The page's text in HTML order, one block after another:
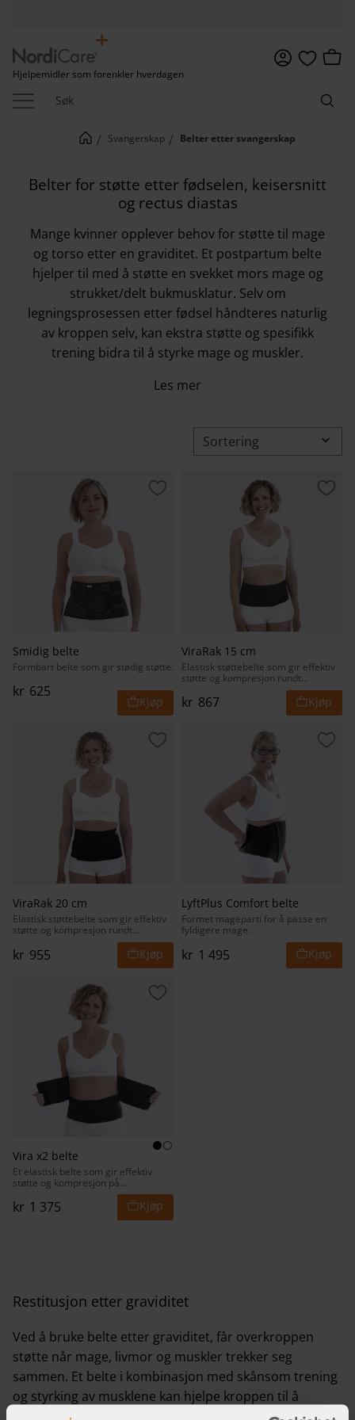
Hjelpemidler som forenkler hverdagen
Favoritter
Svangerskap Belter etter svangerskap
Belter for støtte etter fødselen, keisersnitt
og rectus diastas
Mange kvinner opplever behov for støtte til mage
og torso etter en graviditet. Et postpartum belte
hjelper til med å støtte en svekket mors mage og
strukket/delt bukmusklatur. Selv om
legningsprosessen etter fødsel håndteres naturlig
av kroppen selv, kan ekstra støtte og spesifikk
trening bidra til å styrke mage og muskler.
Les mer
Velg sorteringsmetode
Smidig belte
Formbart belte som gir stødig støtte.
kr 625
Lagre som favoritt
ViraRak 15 cm
Elastisk støttebelte som gir effektiv
støtte og kompresjon rundt
kr 867
ViraRak 20 cm
Elastisk støttebelte som gir effektiv
støtte og kompresjon rundt
kr 955
Lagre som favoritt
LyftPlus Comfort belte
Formet mageparti for å passe en
fyldigere mage.
kr 1 495
Vira x2 belte
Et elastisk belte som gir effektiv
støtte og kompresjon på
kr 1 375
Lagre som favoritt
Restitusjon etter graviditet
Ved å bruke belte etter graviditet, får overkroppen
støtte når mage, livmor og muskler trekker seg
sammen. Et belte i kombinasjon med skånsom trening
og styrking av musklene kan hjelpe kroppen til å
restituere seg raskere etter graviditet og kan også